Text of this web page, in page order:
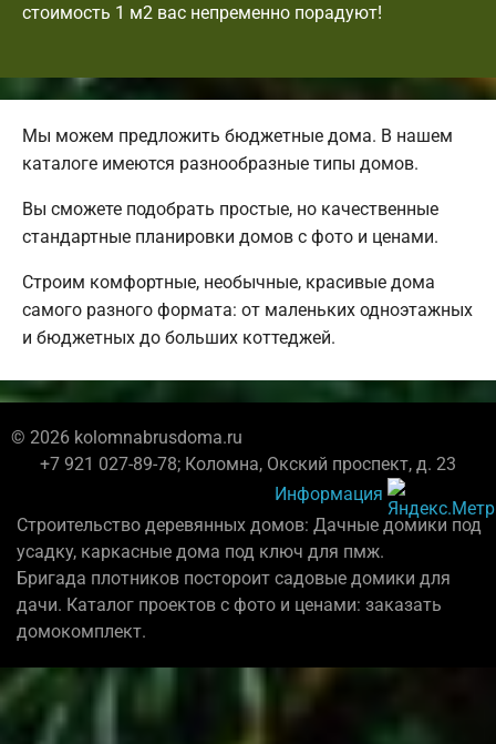
стоимость 1 м2 вас непременно порадуют!
Мы можем предложить бюджетные дома. В нашем
каталоге имеются разнообразные типы домов.
Вы сможете подобрать простые, но качественные
стандартные планировки домов с фото и ценами.
Строим комфортные, необычные, красивые дома
самого разного формата: от маленьких одноэтажных
и бюджетных до больших коттеджей.
© 2026 kolomnabrusdoma.ru
+7 921 027-89-78; Коломна, Окский проспект, д. 23
Информация
Строительство деревянных домов: Дачные домики под
усадку, каркасные дома под ключ для пмж.
Бригада плотников постороит садовые домики для
дачи. Каталог проектов с фото и ценами: заказать
домокомплект.